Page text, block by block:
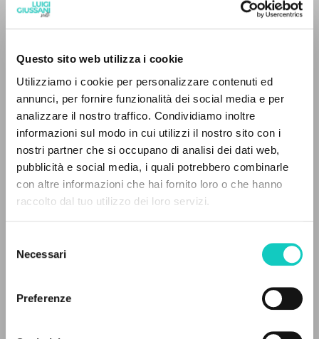
Questo sito web utilizza i cookie
Utilizziamo i cookie per personalizzare contenuti ed
annunci, per fornire funzionalità dei social media e per
analizzare il nostro traffico. Condividiamo inoltre
informazioni sul modo in cui utilizzi il nostro sito con i
nostri partner che si occupano di analisi dei dati web,
pubblicità e social media, i quali potrebbero combinarle
con altre informazioni che hai fornito loro o che hanno
raccolto dal tuo utilizzo dei loro servizi.
delNecessari
Preferenze
Giussani LuigiAutore
Polacco
Litterae Communionis-Slady
2002
Pagine: 3
0DOCUMENTI TROVATI
RISULTATI SUCCESSIVI